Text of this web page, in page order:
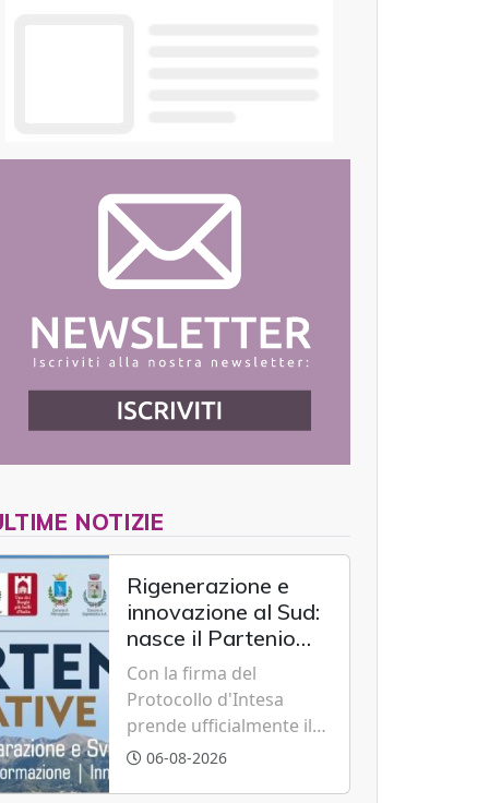
NOTIZIE
Rigenerazione e
innovazione al Sud:
nasce il Partenio
Creative Hub per il
rilancio del
territorio
Con la firma del
Protocollo d'Intesa
prende ufficialmente il
via il recupero dell'ex
06-08-2026